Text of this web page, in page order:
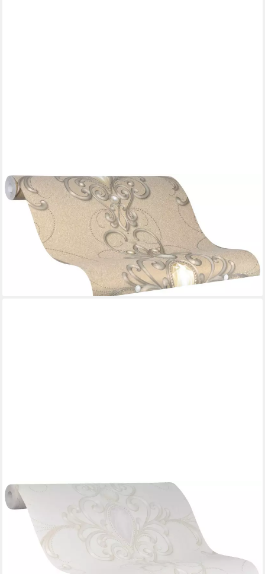
GLÖÖCKLER
Vliestapete, schimmernd, ornamental, Motiv, (1 St), moderne
Tapete für Wohnzimmer Schlafzimmer Küche
61,29 €
UVP
126,45 €
(8,71 €/ 1 qm)
lieferbar - in 3-4 Werktagen bei dir
GLÖÖCKLER
Vliestapete, schimmernd, ornamental, Motiv, (1 St), moderne
Tapete für Wohnzimmer Schlafzimmer Küche
92,76 €
UVP
(13,18 €/ 1 qm)